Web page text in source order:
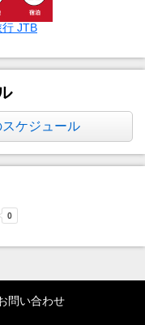
JTB
ケジュール
問い合わせ